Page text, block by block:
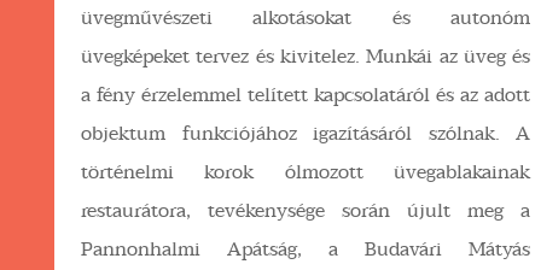
üvegművészeti alkotásokat és autonóm
üvegképeket tervez és kivitelez. Munkái az üveg és
a fény érzelemmel telített kapcsolatáról és az adott
objektum funkciójához igazításáról szólnak. A
történelmi korok ólmozott üvegablakainak
restaurátora, tevékenysége során újult meg a
Pannonhalmi Apátság, a Budavári Mátyás